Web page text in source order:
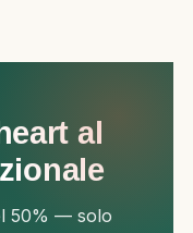
al
50% — solo